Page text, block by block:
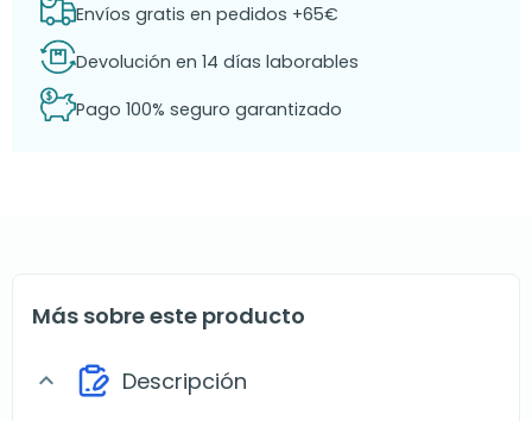
Envíos gratis en pedidos +65€
Devolución en 14 días laborables
Pago 100% seguro garantizado
Más sobre este producto
expand_more Descripción